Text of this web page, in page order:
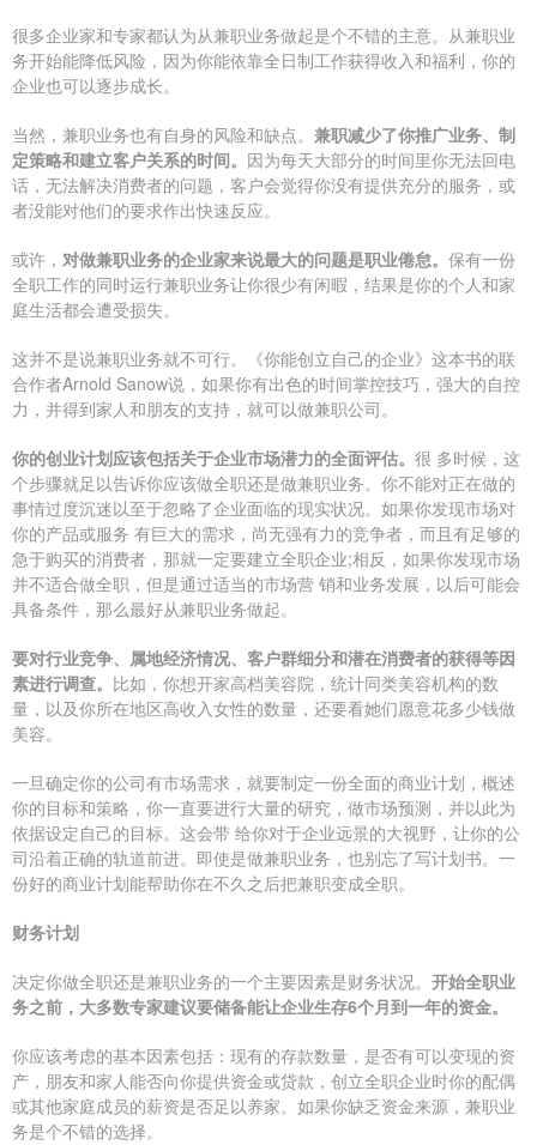
很多企业家和专家都认为从兼职业务做起是个不错的主意。从兼职业
务开始能降低风险，因为你能依靠全日制工作获得收入和福利，你的
企业也可以逐步成长。
当然，兼职业务也有自身的风险和缺点。 兼职减少了你推广业务、制
定策略和建立客户关系的时间。 因为每天大部分的时间里你无法回电
话，无法解决消费者的问题，客户会觉得你没有提供充分的服务，或
者没能对他们的要求作出快速反应。
或许， 对做兼职业务的企业家来说最大的问题是职业倦怠。 保有一份
全职工作的同时运行兼职业务让你很少有闲暇，结果是你的个人和家
庭生活都会遭受损失。
这并不是说兼职业务就不可行。《你能创立自己的企业》这本书的联
合作者Arnold Sanow说，如果你有出色的时间掌控技巧，强大的自控
力，并得到家人和朋友的支持，就可以做兼职公司。
你的创业计划应该包括关于企业市场潜力的全面评估。 很 多时候，这
个步骤就足以告诉你应该做全职还是做兼职业务。你不能对正在做的
事情过度沉迷以至于忽略了企业面临的现实状况。如果你发现市场对
你的产品或服务 有巨大的需求，尚无强有力的竞争者，而且有足够的
急于购买的消费者，那就一定要建立全职企业;相反，如果你发现市场
并不适合做全职，但是通过适当的市场营 销和业务发展，以后可能会
具备条件，那么最好从兼职业务做起。
要对行业竞争、属地经济情况、客户群细分和潜在消费者的获得等因
素进行调查。 比如，你想开家高档美容院，统计同类美容机构的数
量，以及你所在地区高收入女性的数量，还要看她们愿意花多少钱做
美容。
一旦确定你的公司有市场需求，就要制定一份全面的商业计划，概述
你的目标和策略，你一直要进行大量的研究，做市场预测，并以此为
依据设定自己的目标。这会带 给你对于企业远景的大视野，让你的公
司沿着正确的轨道前进。即使是做兼职业务，也别忘了写计划书。一
份好的商业计划能帮助你在不久之后把兼职变成全职。
财务计划
决定你做全职还是兼职业务的一个主要因素是财务状况。 开始全职业
务之前，大多数专家建议要储备能让企业生存6个月到一年的资金。
你应该考虑的基本因素包括：现有的存款数量，是否有可以变现的资
产，朋友和家人能否向你提供资金或贷款，创立全职企业时你的配偶
或其他家庭成员的薪资是否足以养家。如果你缺乏资金来源，兼职业
务是个不错的选择。